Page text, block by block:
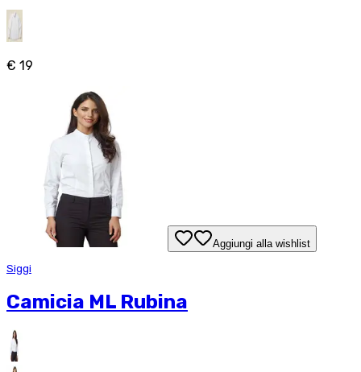
€ 19
Aggiungi alla wishlist
Siggi
Camicia ML Rubina